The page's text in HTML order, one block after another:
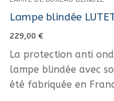
Lampe blindée
229,00 €
La protection anti
lampe blindée avec
été fabriquée en